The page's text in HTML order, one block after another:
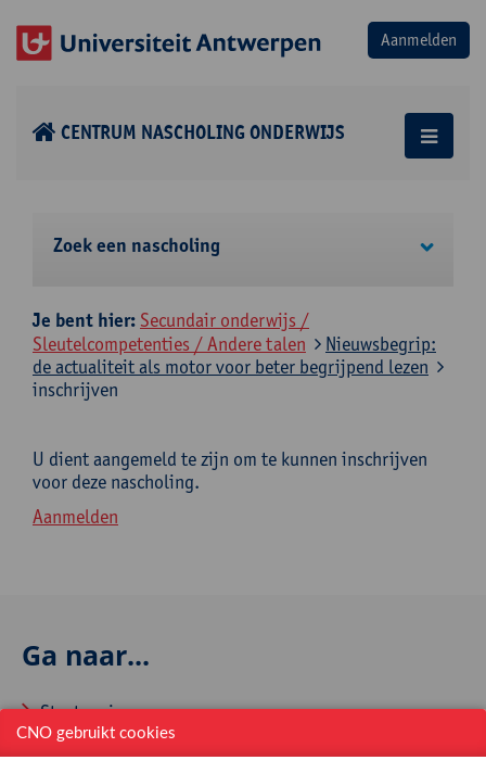
CENTRUM NASCHOLING ONDERWIJS
Zoek een nascholing
Je bent hier: Secundair onderwijs /
Sleutelcompetenties / Andere talen
Nieuwsbegrip:
de actualiteit als motor voor beter begrijpend lezen
inschrijven
U dient aangemeld te zijn om te kunnen inschrijven
voor deze nascholing.
Aanmelden
Ga naar...
Startpagina
Over CNO
CNO gebruikt cookies